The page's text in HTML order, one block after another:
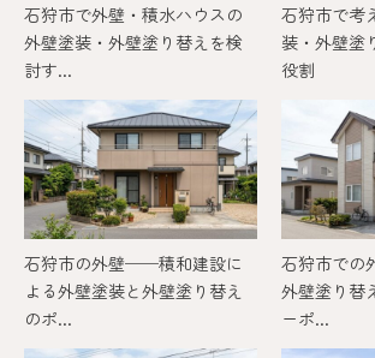
石狩市で外壁・積水ハウスの
外壁塗装・外壁塗り替えを検
討す...
石狩市で考
装・外壁塗
役割
石狩市の外壁──積和建設に
よる外壁塗装と外壁塗り替え
のポ...
石狩市での
外壁塗り替
ーポ...